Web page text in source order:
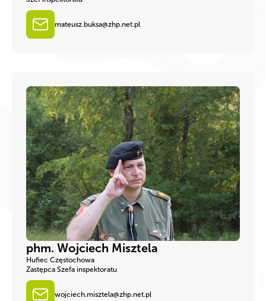
mateusz.buksa@zhp.net.pl
phm. Wojciech Misztela
Hufiec Częstochowa
Zastępca Szefa inspektoratu
wojciech.misztela@zhp.net.pl